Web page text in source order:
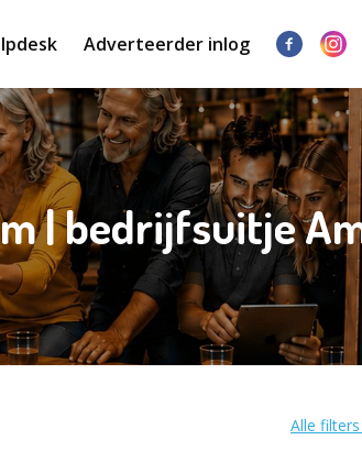
Adverteerder inlog
| bedrijfsuitje
Alle